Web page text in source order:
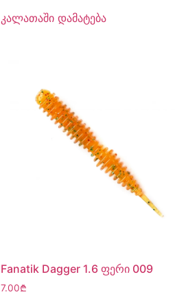
კალათაში დამატება
Fanatik Dagger 1.6 ფერი 009
7.00₾